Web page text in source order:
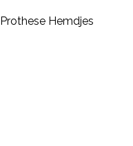
Prothese Hemdjes